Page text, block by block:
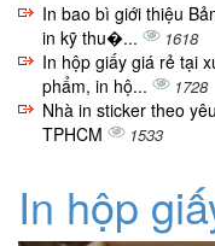
In bao bì giới thiệu
in kỹ thu�...
1618
In hộp giấy giá rẻ tại
phẩm, in hộ...
1728
Nhà in sticker theo
TPHCM
1533
In hộp